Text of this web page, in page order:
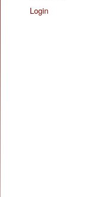
Login